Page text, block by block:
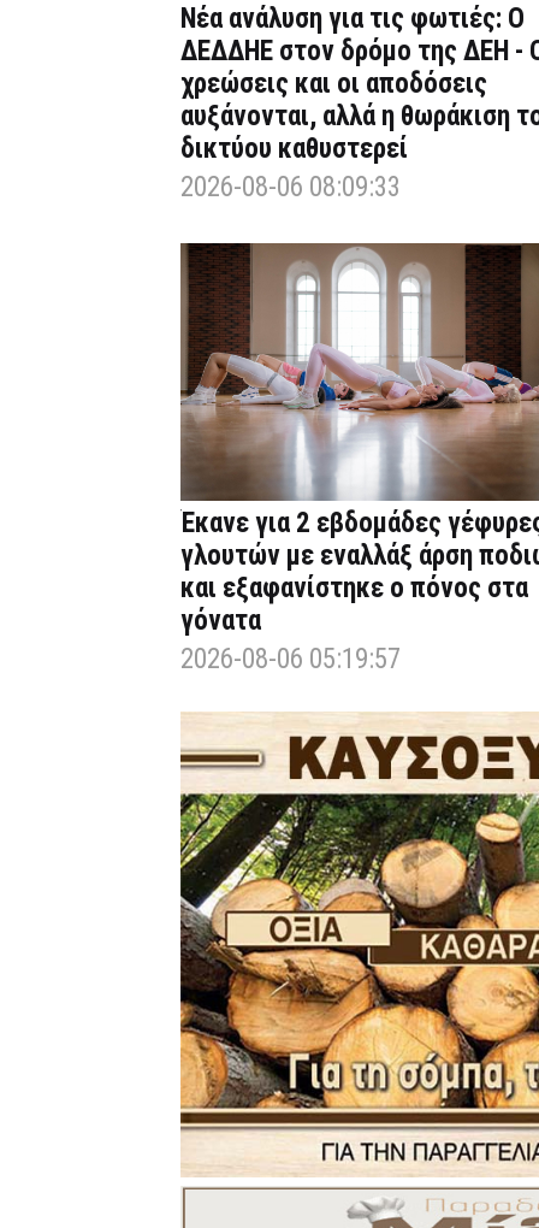
Νέα ανάλυση για τις φωτιές: Ο
ΔΕΔΔΗΕ στον δρόμο της ΔΕΗ -
χρεώσεις και οι αποδόσεις
αυξάνονται, αλλά η θωράκιση
δικτύου καθυστερεί
2026-08-06 08:09:33
Έκανε για 2 εβδομάδες
γλουτών με εναλλάξ άρση
και εξαφανίστηκε ο πόνος στα
γόνατα
2026-08-06 05:19:57